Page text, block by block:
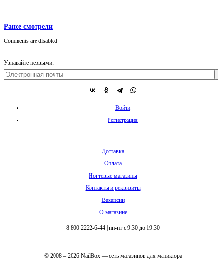
Ранее смотрели
Comments are disabled
Узнавайте первыми:
Войти
Регистрация
Доставка
Оплата
Ногтевые магазины
Контакты и реквизиты
Вакансии
О магазине
8 800 2222-6-44 пн-пт с 9:30 до 19:30
© 2008 – 2026 NailBox — сеть магазинов для маникюра